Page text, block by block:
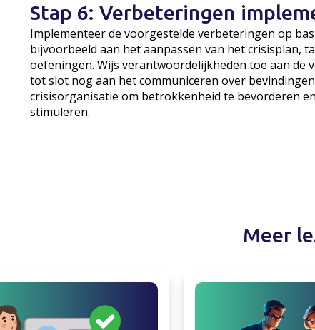
Stap 6: Verbeteringen
Implementeer de voorgestelde verbeteringen op
bijvoorbeeld aan het aanpassen van het crisisplan,
oefeningen. Wijs verantwoordelijkheden toe aan
tot slot nog aan het communiceren over
crisisorganisatie om betrokkenheid te bevorderen
stimuleren.
Meer